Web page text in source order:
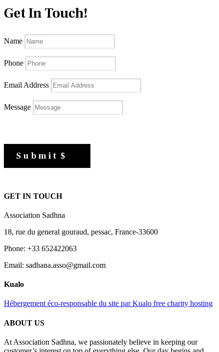
Get In Touch!
Name
Phone
Email Address
Message
Submit
GET IN TOUCH
Association Sadhna
18, rue du general gouraud, pessac, France-33600
Phone: +33 652422063
Email: sadhana.asso@gmail.com
Kualo
Hébergement éco-responsable du site par Kualo free charity hosting
ABOUT US
At Association Sadhna, we passionately believe in keeping our